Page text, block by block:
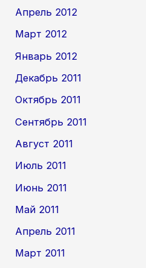
Апрель 2012
Март 2012
Январь 2012
Декабрь 2011
Октябрь 2011
Сентябрь 2011
Август 2011
Июль 2011
Июнь 2011
Май 2011
Апрель 2011
Март 2011